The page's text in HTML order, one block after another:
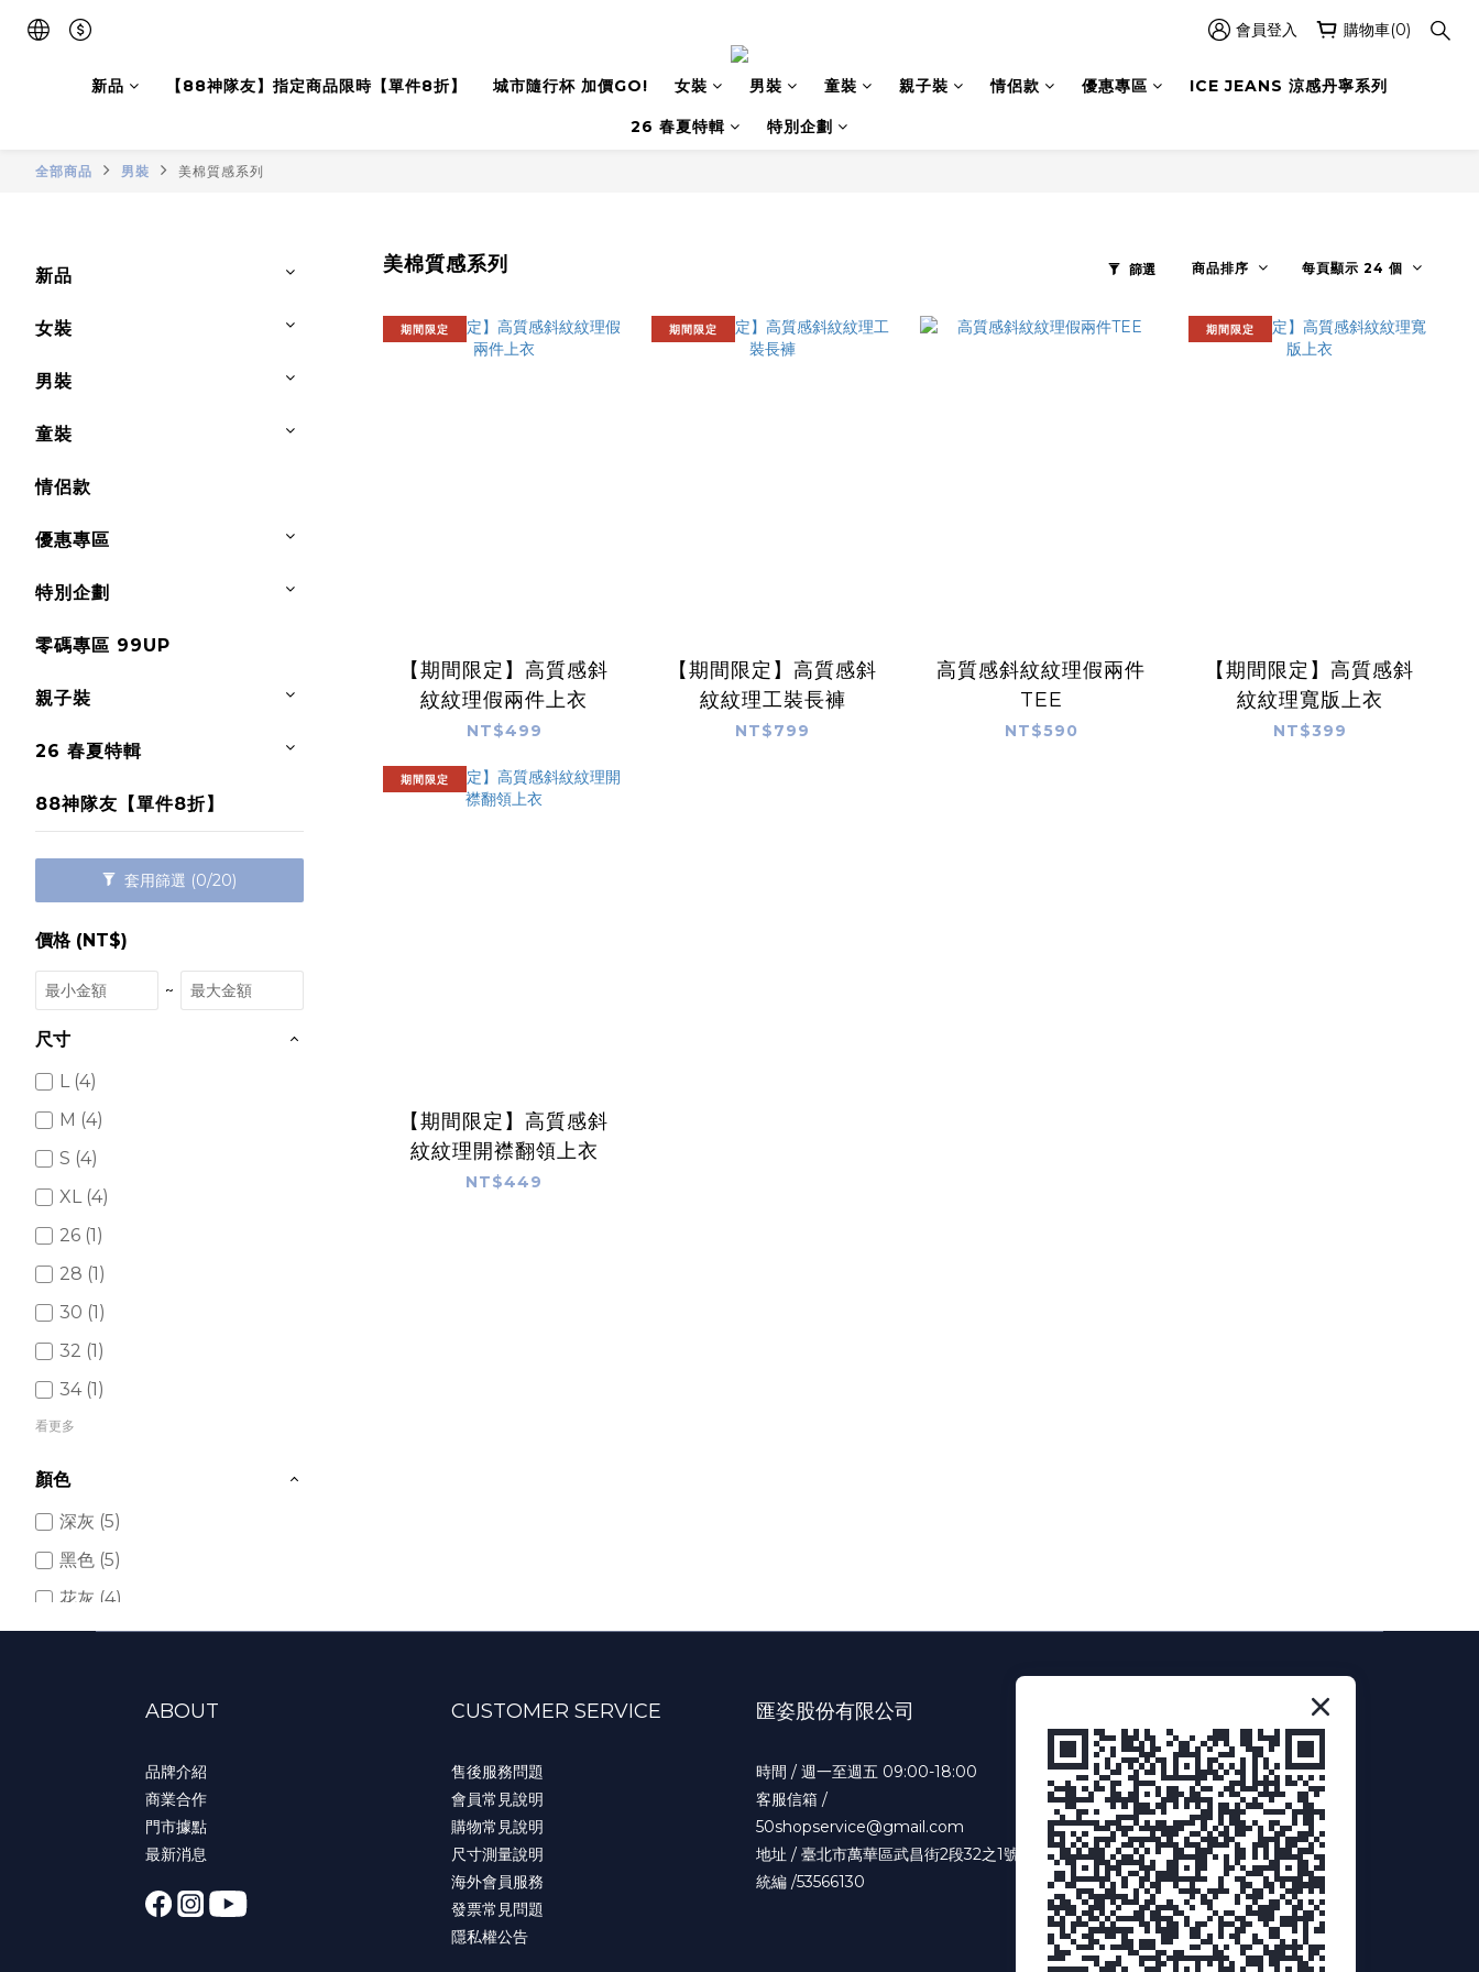
會員登入 購物車(0)
新品 【88神隊友】指定商品限時【單件8折】 城市隨行杯 加價GO! 女裝 男裝 童裝 親子裝 情侶款 優惠專區 ICE JEANS 涼感丹寧系列
26 春夏特輯 特別企劃
全部商品 男裝 美棉質感系列
新品
女裝
男裝
童裝
情侶款
優惠專區
特別企劃
零碼專區 99UP
親子裝
26 春夏特輯
88神隊友【單件8折】
套用篩選 (0/20)
價格 (NT$)
~
尺寸
L (4)
M (4)
S (4)
XL (4)
26 (1)
28 (1)
30 (1)
32 (1)
34 (1)
看更多
顏色
深灰 (5)
黑色 (5)
花灰 (4)
杏色 (3)
美棉質感系列 篩選 商品排序 每頁顯示 24 個
期間限定
【期間限定】高質感斜
紋紋理假兩件上衣
NT$499
期間限定
【期間限定】高質感斜
紋紋理工裝長褲
NT$799
高質感斜紋紋理假兩件
TEE
NT$590
期間限定
【期間限定】高質感斜
紋紋理寬版上衣
NT$399
期間限定
【期間限定】高質感斜
紋紋理開襟翻領上衣
NT$449
ABOUT
品牌介紹
商業合作
門市據點
最新消息
CUSTOMER SERVICE
售後服務問題
會員常見說明
購物常見說明
尺寸測量說明
海外會員服務
發票常見問題
隱私權公告
匯姿股份有限公司
時間 / 週一至週五 09:00-18:00
客服信箱 /
50shopservice@gmail.com
地址 / 臺北市萬華區武昌街2段32之1號
統編 /53566130
訂閱我